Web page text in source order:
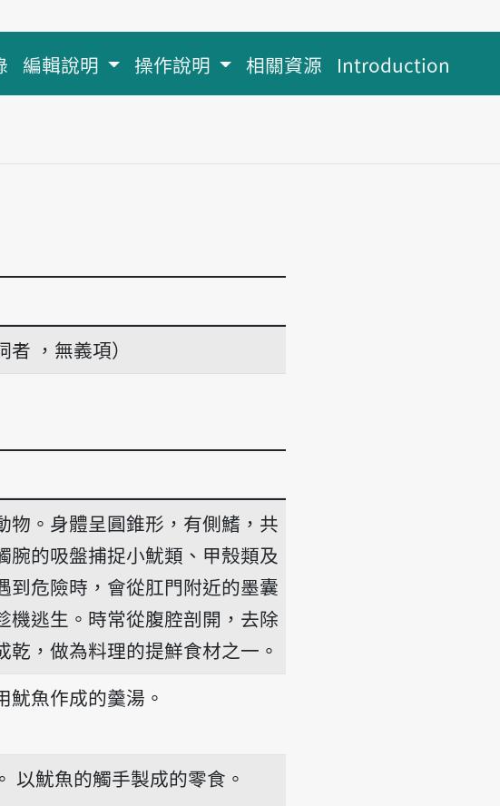
編輯說明 操作說明 相關資源 Introduction
者 ，無義項）
物。身體呈圓錐形，有側鰭，共
腕的吸盤捕捉小魷類、甲殼類及
到危險時，會從肛門附近的墨囊
機逃生。時常從腹腔剖開，去除
乾，做為料理的提鮮食材之一。
liû-hû-kinn
魷魚作成的羹湯。
以魷魚的觸手製成的零食。